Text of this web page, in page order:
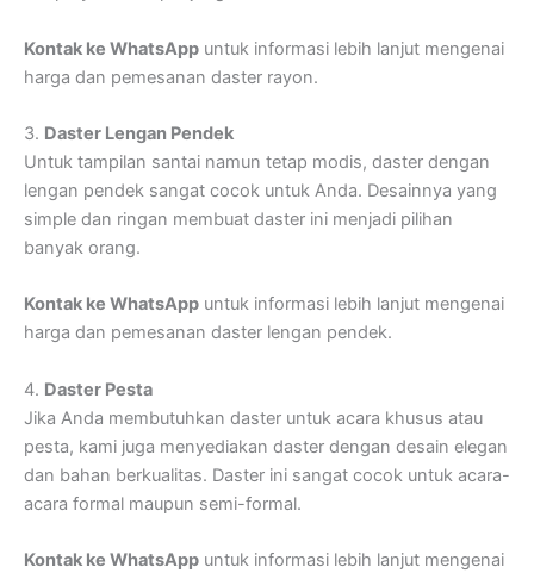
Kontak ke WhatsApp untuk informasi lebih lanjut mengenai
harga dan pemesanan daster rayon.
3. Daster Lengan Pendek
Untuk tampilan santai namun tetap modis, daster dengan
lengan pendek sangat cocok untuk Anda. Desainnya yang
simple dan ringan membuat daster ini menjadi pilihan
banyak orang.
Kontak ke WhatsApp untuk informasi lebih lanjut mengenai
harga dan pemesanan daster lengan pendek.
4. Daster Pesta
Jika Anda membutuhkan daster untuk acara khusus atau
pesta, kami juga menyediakan daster dengan desain elegan
dan bahan berkualitas. Daster ini sangat cocok untuk acara-
acara formal maupun semi-formal.
Kontak ke WhatsApp untuk informasi lebih lanjut mengenai